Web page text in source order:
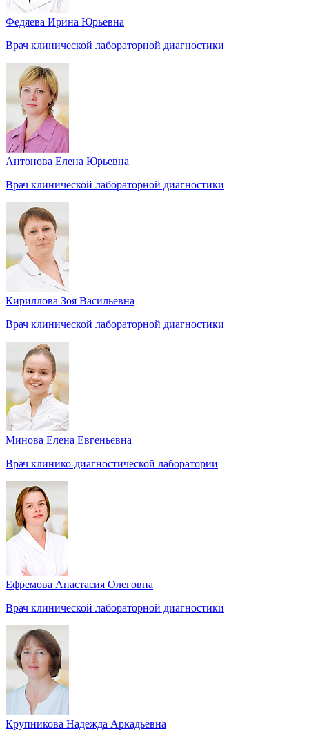
Федяева Ирина Юрьевна
Врач клинической лабораторной диагностики
Антонова Елена Юрьевна
Врач клинической лабораторной диагностики
Кириллова Зоя Васильевна
Врач клинической лабораторной диагностики
Минова Елена Евгеньевна
Врач клинико-диагностической лаборатории
Ефремова Анастасия Олеговна
Врач клинической лабораторной диагностики
Крупникова Надежда Аркадьевна